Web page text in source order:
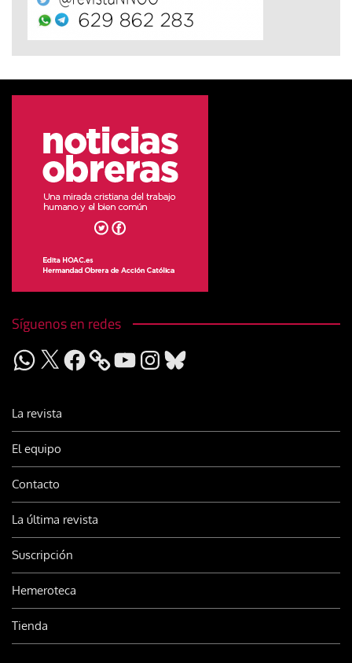
Síguenos en redes
WhatsApp
X Facebook YouTubeInstagram
Bluesky
La revista
El equipo
Contacto
La última revista
Suscripción
Hemeroteca
Tienda